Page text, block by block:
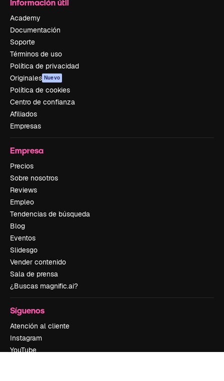
Información útil
Academy
Documentación
Soporte
Términos de uso
Política de privacidad
Originales Nuevo
Política de cookies
Centro de confianza
Afiliados
Empresas
Empresa
Precios
Sobre nosotros
Reviews
Empleo
Tendencias de búsqueda
Blog
Eventos
Slidesgo
Vender contenido
Sala de prensa
¿Buscas magnific.ai?
Síguenos
Atención al cliente
Instagram
YouTube